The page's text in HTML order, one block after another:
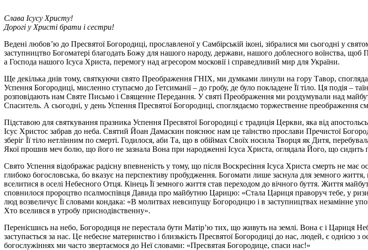
Слава Ісусу Христу!
Дорогі у Христі брати і сестри!
Ведені любов’ю до Пресвятої Богородиці, прославленої у Самбірській іконі, зібралися ми сьогодні у
заступництво Богоматері благодать Божу для нашого народу, держави, нашого доблесного воїнства,
а Господа нашого Ісуса Христа, перемогу над агресором московії і справедливий мир для України.
Ще декілька днів тому, святкуючи свято Преображення ГНІХ, ми думками линули на гору Тавор,
Успення Богородиці, мисленно ступаємо до Гетсиманії – до гробу, де було покладене Її тіло. Ця подія –
розповідають нам Святе Письмо і Священне Передання. У святі Преображення ми роздумували над
Спаситель. А сьогодні, у день Успення Пресвятої Богородиці, споглядаємо торжественне преображення
Підставою для святкування празника Успення Пресвятої Богородиці є традиція Церкви, яка від
Ісус Христос забрав до неба. Святий Йоан Дамаскин пояснює нам це таїнство прослави Пречистої
зберіг Її тіло нетлінним по смерті. Годилося, аби Та, що в обіймах Своїх носила Творця як Дитя,
Якої прошив меч болю, що його не зазнала Вона при народженні Ісуса Христа, оглядала Його, що сидить
Свято Успення відображає радісну впевненість у тому, що після Воскресіння Ісуса Христа смерть не
глибоко богословська, бо вказує на перспективу пробудження. Богомати лише заснула для земного
вселитися в оселі Небесного Отця. Кінець Її земного життя став переходом до вічного буття. Життя
сповнилося пророцтво псалмоcпівця Давида про майбутню Царицю: «Стала Цариця праворуч тебе, у
люд возвеличує Її словами кондака: «В молитвах невсипущу Богородицю і в заступництвах незамінне
Хто вселився в утробу приснодівственну».
Перенісшись на небо, Богородиця не перестала бути Матірʼю тих, що живуть на землі. Вона є і Цариця
заступається за нас. Це небесне материнство і близькість Пресвятої Богородиці до нас, людей, є
богослужіннях ми часто звертаємося до Неї словами: «Пресвятая Богородице, спаси нас!»